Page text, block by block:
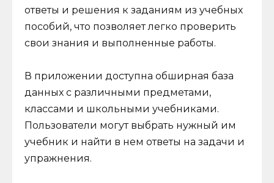
ответы и решения к заданиям из учебных
пособий, что позволяет легко проверить
свои знания и выполненные работы.
В приложении доступна обширная база
данных с различными предметами,
классами и школьными учебниками.
Пользователи могут выбрать нужный им
учебник и найти в нем ответы на задачи и
упражнения.